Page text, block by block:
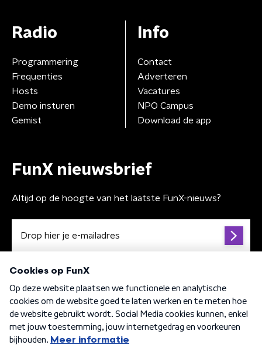
Radio
Programmering
Frequenties
Hosts
Demo insturen
Gemist
Info
Contact
Adverteren
Vacatures
NPO Campus
Download de app
FunX nieuwsbrief
Altijd op de hoogte van het laatste FunX-nieuws?
Algemene voorwaarden Privacybeleid